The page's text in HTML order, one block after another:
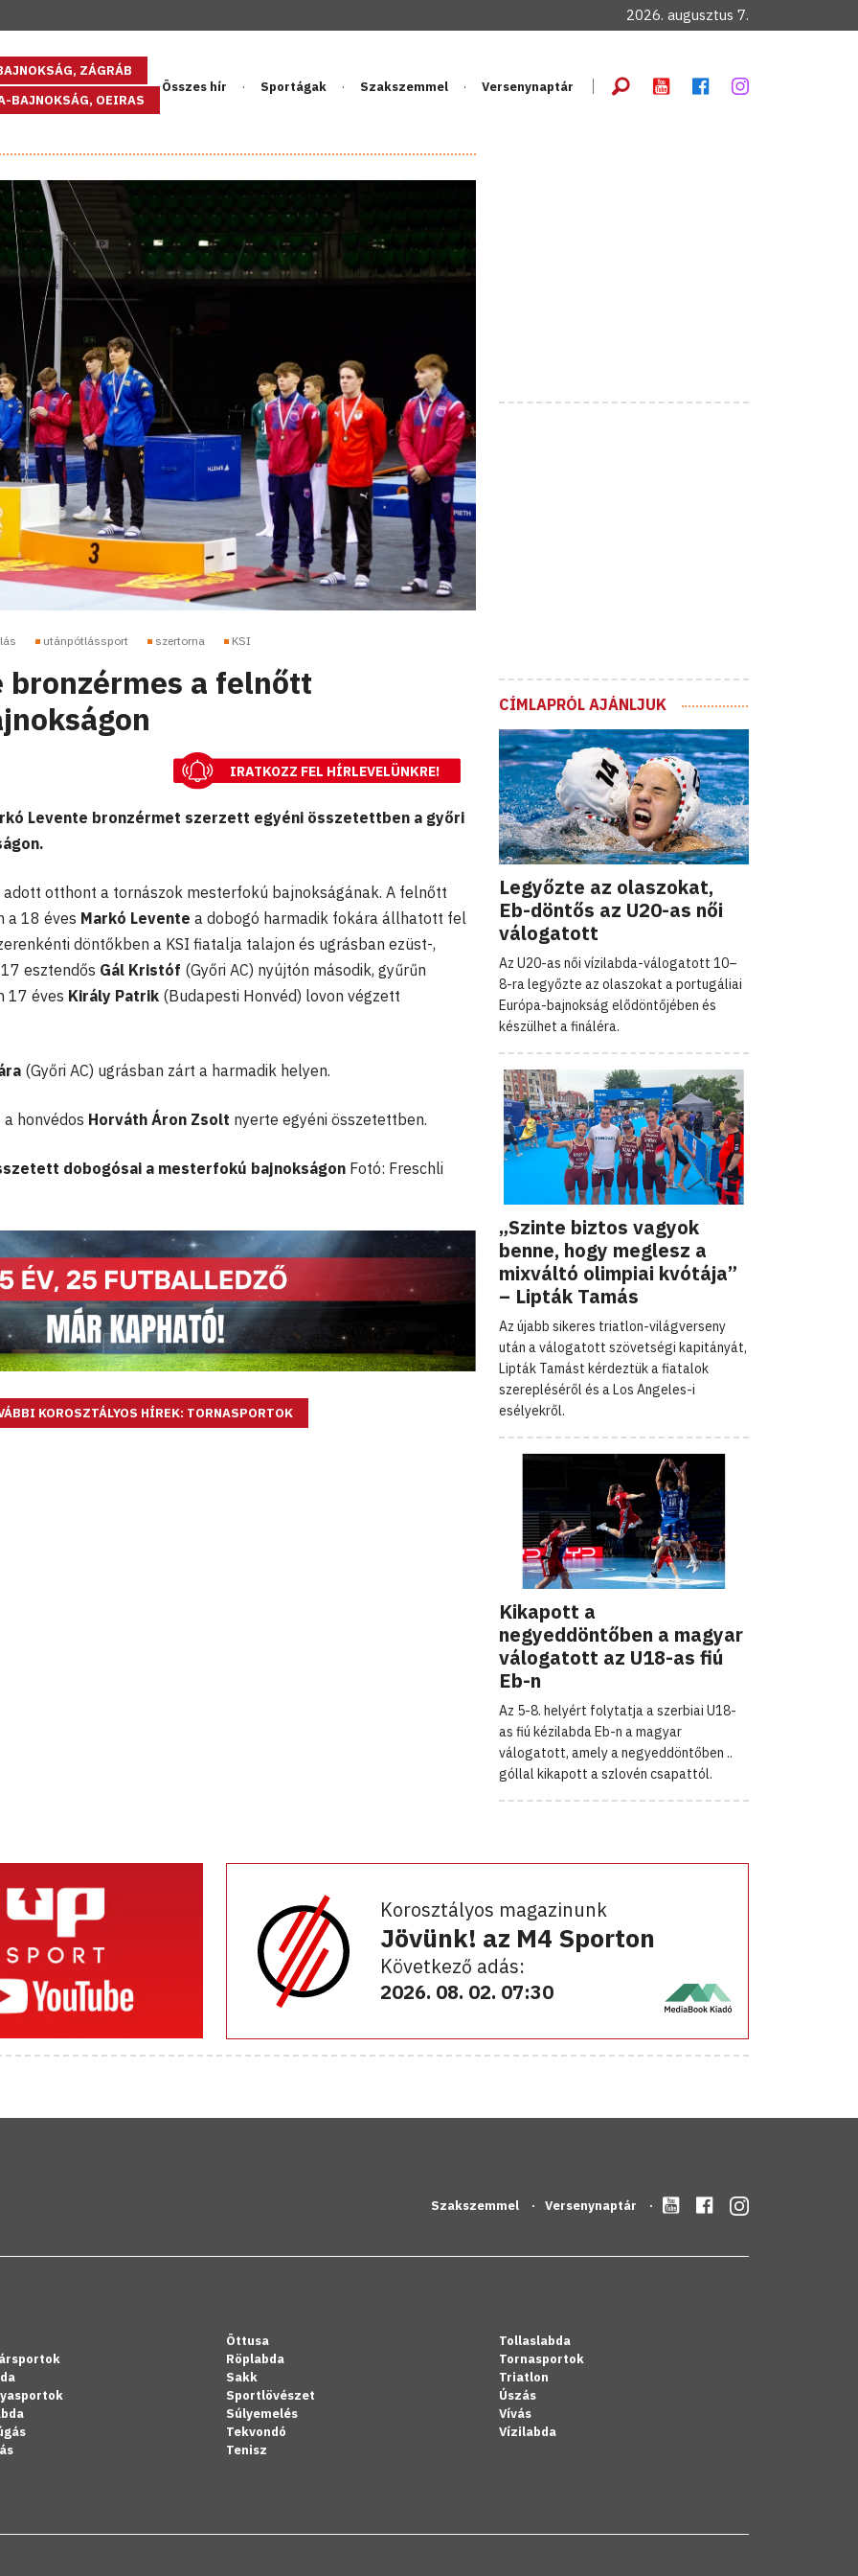
2026. augusztus 7.
ZÁGRÁB
BAJNOKSÁG, OEIRAS
Összes hír Sportágak Szakszemmel Versenynaptár
utánpótlássport szertorna KSI
bronzérmes a felnőtt
IRATKOZZ FEL HÍRLEVELÜNKRE!
Levente bronzérmet szerzett egyéni összetettben a győri
adott otthont a tornászok mesterfokú bajnokságának. A felnőtt
a 18 éves Markó Levente a dobogó harmadik fokára állhatott fel
döntőkben a KSI fiatalja talajon és ugrásban ezüst-,
esztendős Gál Kristóf (Győri AC) nyújtón második, gyűrűn
17 éves Király Patrik (Budapesti Honvéd) lovon végzett
(Győri AC) ugrásban zárt a harmadik helyen.
honvédos Horváth Áron Zsolt nyerte egyéni összetettben.
dobogósai a mesterfokú bajnokságon Fotó: Freschli
KOROSZTÁLYOS HÍREK: TORNASPORTOK
CÍMLAPRÓL AJÁNLJUK
Legyőzte az olaszokat,
Eb-döntős az U20-as női
válogatott
Az U20-as női vízilabda-válogatott 10–
8-ra legyőzte az olaszokat a portugáliai
Európa-bajnokság elődöntőjében és
készülhet a fináléra.
„Szinte biztos vagyok
benne, hogy meglesz a
mixváltó olimpiai kvótája”
– Lipták Tamás
Az újabb sikeres triatlon-világverseny
után a válogatott szövetségi kapitányát,
Lipták Tamást kérdeztük a fiatalok
szerepléséről és a Los Angeles-i
esélyekről.
Kikapott a
negyeddöntőben a magyar
válogatott az U18-as fiú
Eb-n
Az 5-8. helyért folytatja a szerbiai U18-
as fiú kézilabda Eb-n a magyar
válogatott, amely a negyeddöntőben ..
góllal kikapott a szlovén csapattól.
Korosztályos magazinunk
Jövünk! az M4 Sporton
Következő adás:
2026. 08. 02. 07:30
Szakszemmel Versenynaptár
Öttusa
Röplabda
Sakk
Sportlövészet
Súlyemelés
Tekvondó
Tenisz
Tollaslabda
Tornasportok
Triatlon
Úszás
Vívás
Vízilabda